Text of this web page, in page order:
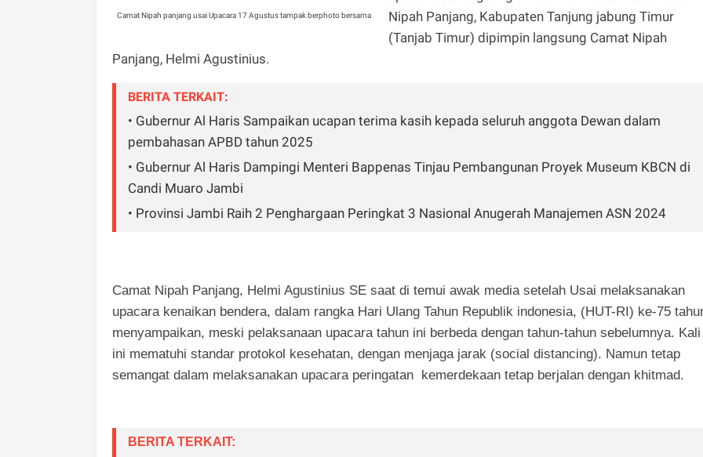
Camat Nipah panjang usai Upacara 17 Agustus tampak berphoto bersama
Nipah Panjang, Kabupaten Tanjung jabung Timur
(Tanjab Timur) dipimpin langsung Camat Nipah
Panjang, Helmi Agustinius.
BERITA TERKAIT:
• Gubernur Al Haris Sampaikan ucapan terima kasih kepada seluruh anggota Dewan dalam
pembahasan APBD tahun 2025
• Gubernur Al Haris Dampingi Menteri Bappenas Tinjau Pembangunan Proyek Museum KBCN di
Candi Muaro Jambi
• Provinsi Jambi Raih 2 Penghargaan Peringkat 3 Nasional Anugerah Manajemen ASN 2024
Camat Nipah Panjang, Helmi Agustinius SE saat di temui awak media setelah Usai melaksanakan
upacara kenaikan bendera, dalam rangka Hari Ulang Tahun Republik indonesia, (HUT-RI) ke-75
menyampaikan, meski pelaksanaan upacara tahun ini berbeda dengan tahun-tahun sebelumnya. Kali
ini mematuhi standar protokol kesehatan, dengan menjaga jarak (social distancing). Namun tetap
semangat dalam melaksanakan upacara peringatan kemerdekaan tetap berjalan dengan khitmad.
BERITA TERKAIT: